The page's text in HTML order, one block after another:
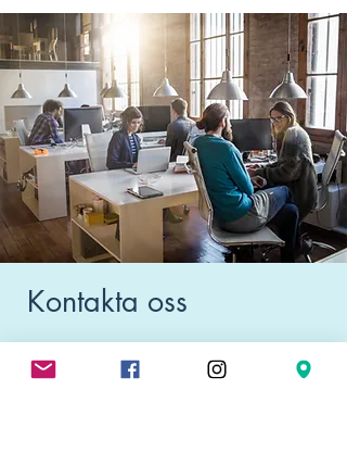
Kontakta oss
Kontakta oss
Vi är glada över att kunna hjälpa dig!